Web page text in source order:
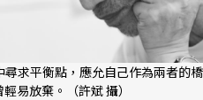
求平衡點，應允自己作為兩者的橋
易放棄。（許斌 攝）